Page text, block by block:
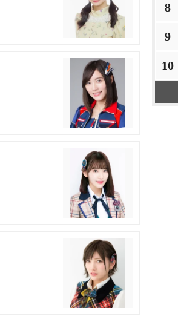
8
9
10